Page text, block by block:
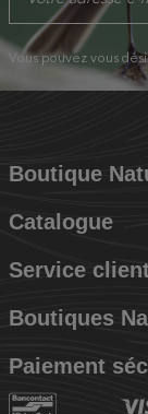
Vous pouvez vous
Boutique
Catalogue
Service
Boutiques
Paiement